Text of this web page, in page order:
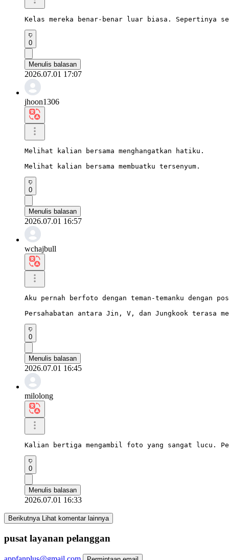
Kelas mereka benar-benar luar biasa. Sepertinya
0
Menulis balasan
2026.07.01 17:07
jhoon1306
Melihat kalian bersama menghangatkan hatiku.
Melihat kalian bersama membuatku tersenyum.
0
Menulis balasan
2026.07.01 16:57
wchajbull
Aku pernah berfoto dengan teman-temanku dengan
Persahabatan antara Jin, V, dan Jungkook terasa
0
Menulis balasan
2026.07.01 16:45
milolong
Kalian bertiga mengambil foto yang sangat lucu.
0
Menulis balasan
2026.07.01 16:33
Berikutnya Lihat komentar lainnya
pusat layanan pelanggan